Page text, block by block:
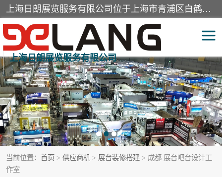
上海日朗展览服务有限公司位于上海市青浦区白鹤镇，营业范围有展览展示会务服务，室内装饰设计及施工，展示道具设计制作，舞台设计，图文设计，灯箱制作，园林绿化工程，广告装潢材料，建筑材料，办公用品，工艺礼品日用百货销售。
上海日朗展览服务有限公司
当前位置： 首页 > 供应商机 > 展台装修搭建 > 成都 展台吧台设计工
作室
展台装修搭建 活动会议执行
展厅装修 专柜制作
展会装修设计 展会搭建
活动策划 展会服务